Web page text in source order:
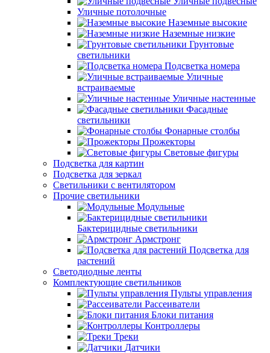
Уличные потолочные
Наземные высокие
Наземные низкие
Грунтовые
светильники
Подсветка номера
Уличные
встраиваемые
Уличные настенные
Фасадные
светильники
Фонарные столбы
Прожекторы
Световые фигуры
Подсветка для картин
Подсветка для зеркал
Светильники с вентилятором
Прочие светильники
Модульные
Бактерицидные светильники
Армстронг
Подсветка для
растений
Светодиодные ленты
Комплектующие светильников
Пульты управления
Рассеиватели
Блоки питания
Контроллеры
Треки
Датчики